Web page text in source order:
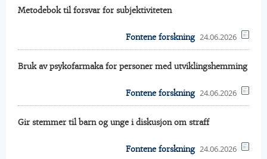
Metodebok til forsvar for subjektiviteten
Fontene forskning 24.06.2026
Bruk av psykofarmaka for personer med utviklingshemming
Fontene forskning 24.06.2026
Gir stemmer til barn og unge i diskusjon om straff
Fontene forskning 24.06.2026